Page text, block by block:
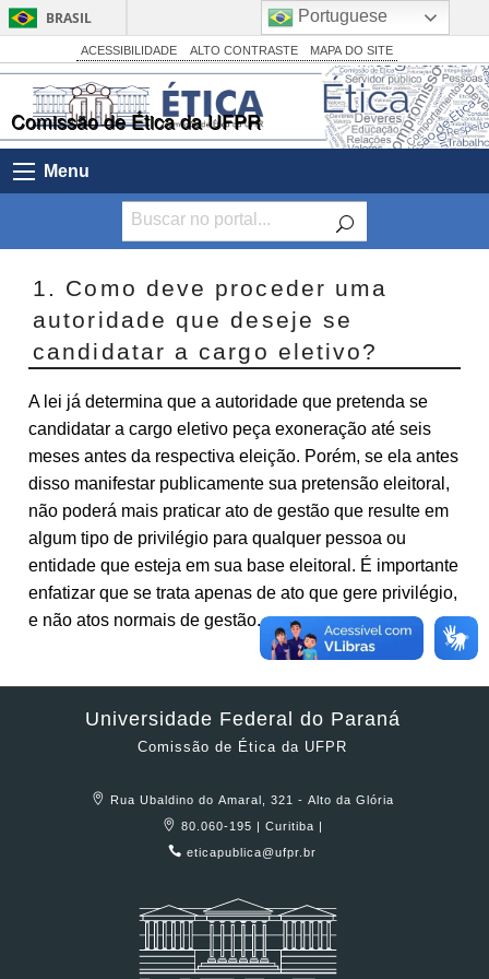
BRASIL
Simplifique!
Comunica BR
Participe
Acesso à informação
Canais
ACESSIBILIDADE ALTO CONTRASTE MAPA DO SITE
Comissão de Ética da UFPR
Menu
1. Como deve proceder uma
autoridade que deseje se
candidatar a cargo eletivo?
A lei já determina que a autoridade que pretenda se
candidatar a cargo eletivo peça exoneração até seis
meses antes da respectiva eleição. Porém, se ela antes
disso manifestar publicamente sua pretensão eleitoral,
não poderá mais praticar ato de gestão que resulte em
algum tipo de privilégio para qualquer pessoa ou
entidade que esteja em sua base eleitoral. É importante
enfatizar que se trata apenas de ato que gere privilégio,
e não atos normais de gestão.
Universidade Federal do Paraná
Comissão de Ética da UFPR
Rua Ubaldino do Amaral, 321 - Alto da Glória
80.060-195 | Curitiba |
eticapublica@ufpr.br
Portuguese